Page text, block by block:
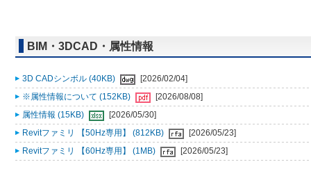
BIM・3DCAD・属性情報
3D CADシンボル (40KB)
[2026/02/04]
※属性情報について (152KB)
[2026/08/08]
属性情報 (15KB)
[2026/05/30]
Revitファミリ 【50Hz専用】 (812KB)
[2026/05/23]
Revitファミリ 【60Hz専用】 (1MB)
[2026/05/23]